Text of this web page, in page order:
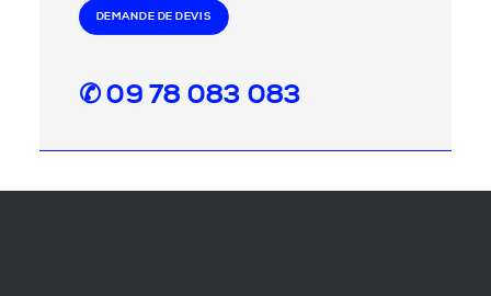
DEMANDE DE DEVIS
✆ 09 78 083 083